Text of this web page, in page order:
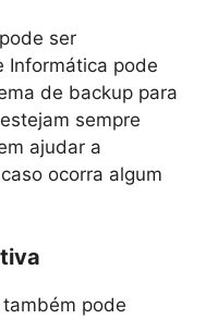
ser
Informática pode
de backup para
sempre
ajudar a
ocorra algum
pode